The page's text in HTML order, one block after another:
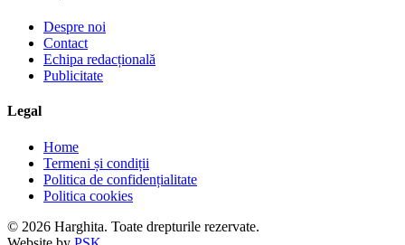
Despre noi
Contact
Echipa redacțională
Publicitate
Legal
Home
Termeni și condiții
Politica de confidențialitate
Politica cookies
© 2026 Harghita. Toate drepturile rezervate.